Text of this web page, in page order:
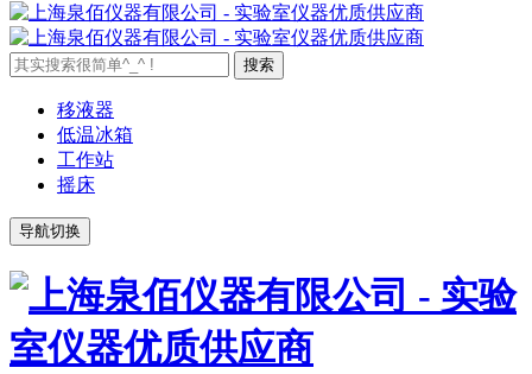
移液器
低温冰箱
工作站
摇床
导航切换